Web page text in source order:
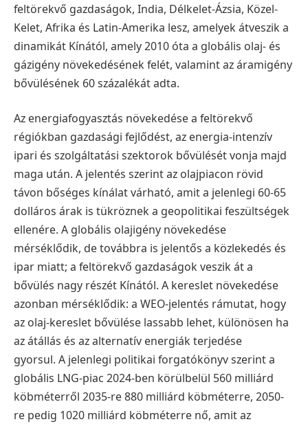
feltörekvő gazdaságok, India, Délkelet-Ázsia, Közel-
Kelet, Afrika és Latin-Amerika lesz, amelyek átveszik a
dinamikát Kínától, amely 2010 óta a globális olaj- és
gázigény növekedésének felét, valamint az áramigény
bővülésének 60 százalékát adta.
Az energiafogyasztás növekedése a feltörekvő
régiókban gazdasági fejlődést, az energia-intenzív
ipari és szolgáltatási szektorok bővülését vonja majd
maga után. A jelentés szerint az olajpiacon rövid
távon bőséges kínálat várható, amit a jelenlegi 60-65
dolláros árak is tükröznek a geopolitikai feszültségek
ellenére. A globális olajigény növekedése
mérséklődik, de továbbra is jelentős a közlekedés és
ipar miatt; a feltörekvő gazdaságok veszik át a
bővülés nagy részét Kínától. A kereslet növekedése
azonban mérséklődik: a WEO-jelentés rámutat, hogy
az olaj-kereslet bővülése lassabb lehet, különösen ha
az átállás és az alternatív energiák terjedése
gyorsul. A jelenlegi politikai forgatókönyv szerint a
globális LNG-piac 2024-ben körülbelül 560 milliárd
köbméterről 2035-re 880 milliárd köbméterre, 2050-
re pedig 1020 milliárd köbméterre nő, amit az